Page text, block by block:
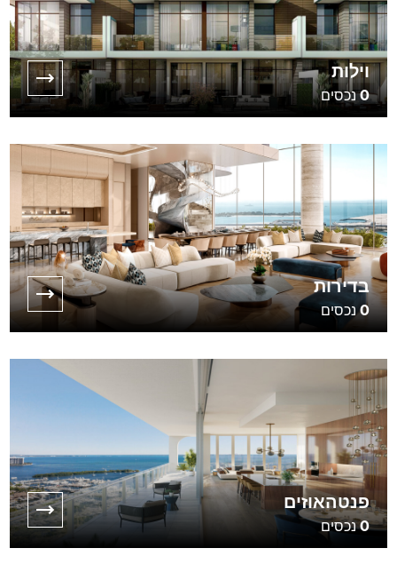
וילות
0נכסים
בדירות
0נכסים
פנטהאוזים
0נכסים